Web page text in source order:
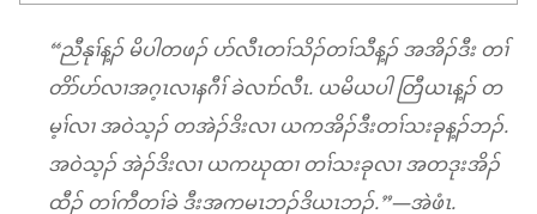
“ညီနုၢ်န့ၣ် မိပါတဖၣ် ပာ်လီၤတၢ်သိၣ်တၢ်သီန့ၣ် အအိၣ်ဒီး တၢ်
တိာ်ပာ်လၢအဂ့ၤလၢနဂီၢ် ခဲလၢာ်လီၤ. ယမိယပါ တြီယၤန့ၣ် တ
မ့ၢ်လၢ အဝဲသ့ၣ် တအဲၣ်ဒိးလၢ ယကအိၣ်ဒီးတၢ်သးခုန့ၣ်ဘၣ်.
အဝဲသ့ၣ် အဲၣ်ဒိးလၢ ယကဃုထၢ တၢ်သးခုလၢ အတဒုးအိၣ်
ထီၣ် တၢ်ကီတၢ်ခဲ ဒီးအကမၤဘၣ်ဒိယၤဘၣ်.”—အဲဖံၤ.